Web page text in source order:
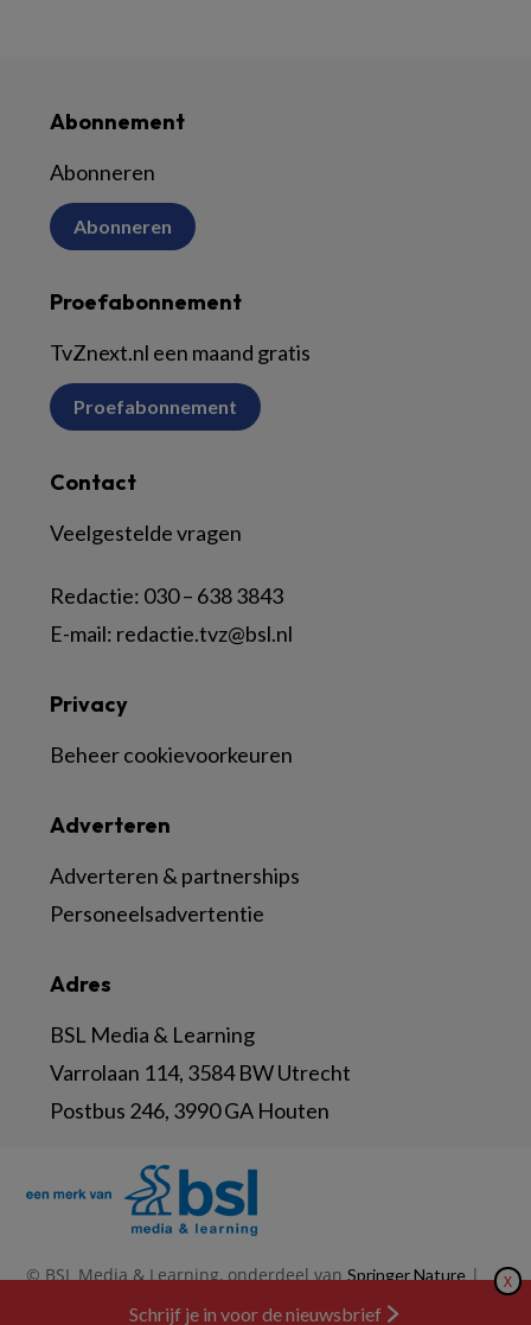
Abonnement
Abonneren
Abonneren
Proefabonnement
TvZnext.nl een maand gratis
Proefabonnement
Contact
Veelgestelde vragen
Redactie: 030 – 638 3843
E-mail: redactie.tvz@bsl.nl
Adres
BSL Media & Learning
Varrolaan 114, 3584 BW Utrecht
Postbus 246, 3990 GA Houten
Adverteren
Adverteren & partnerships
Personeelsadvertentie
Privacy
Beheer cookievoorkeuren
© BSL Media & Learning, onderdeel van Springer Nature | X
Schrijf je in voor de nieuwsbrief